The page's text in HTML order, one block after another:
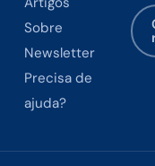
Sobre
Newsletter
Precisa de
ajuda?